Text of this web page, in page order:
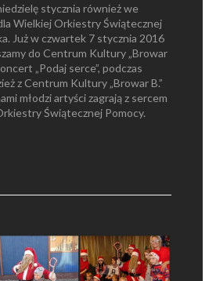
stycznia również we
Wielkiej Orkiestry Świątecznej
Już w czwartek 7 stycznia 2016
do Centrum Kultury „Browar
„Podaj serce”, podczas
z Centrum Kultury „Browar B.”
młodzi artyści zagrają z sercem
Świątecznej Pomocy.